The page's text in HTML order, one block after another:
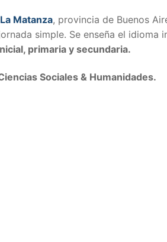
La Matanza, provincia de Buenos
simple. Se enseña el idioma
primaria y secundaria.
Sociales & Humanidades.